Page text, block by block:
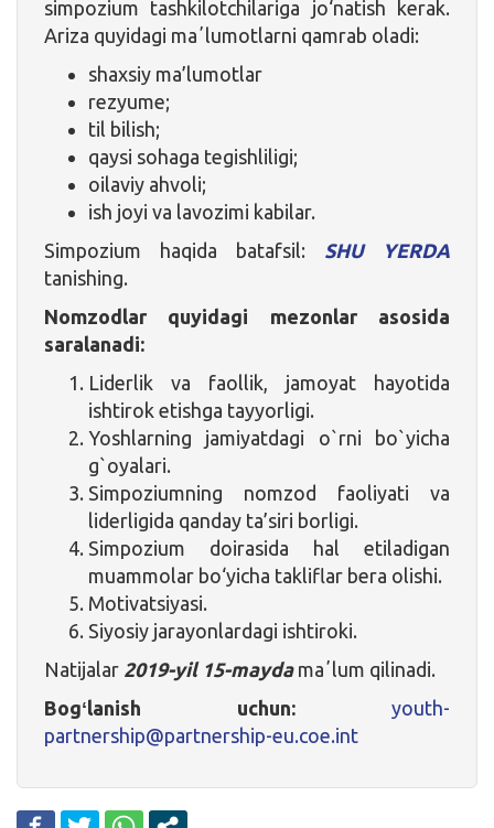
simpozium tashkilotchilariga jo‘natish kerak.
Ariza quyidagi maʼlumotlarni qamrab oladi:
shaxsiy ma’lumotlar
rezyume;
til bilish;
qaysi sohaga tegishliligi;
oilaviy ahvoli;
ish joyi va lavozimi kabilar.
Simpozium haqida batafsil: SHU YERDA
tanishing.
Nomzodlar quyidagi mezonlar asosida
saralanadi:
Liderlik va faollik, jamoyat hayotida
ishtirok etishga tayyorligi.
Yoshlarning jamiyatdagi o`rni bo`yicha
g`oyalari.
Simpoziumning nomzod faoliyati va
liderligida qanday ta’siri borligi.
Simpozium doirasida hal etiladigan
muammolar bo‘yicha takliflar bera olishi.
Motivatsiyasi.
Siyosiy jarayonlardagi ishtiroki.
Natijalar 2019-yil 15-maydamaʼlum qilinadi.
Bogʻlanish uchun: youth-
partnership@partnership-eu.coe.int